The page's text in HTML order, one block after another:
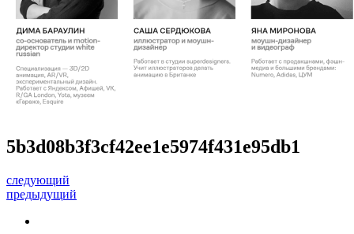
5b3d08b3f3cf42ee1e5974f431e95db1
следующий
предыдущий